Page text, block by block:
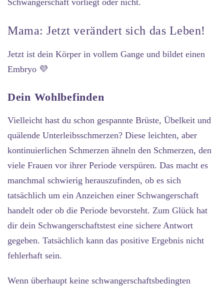
Schwangerschaft vorliegt oder nicht.
Mama: Jetzt verändert sich das Leben!
Jetzt ist dein Körper in vollem Gange und bildet einen
Embryo 💜
Dein Wohlbefinden
Vielleicht hast du schon gespannte Brüste, Übelkeit und
quälende Unterleibsschmerzen? Diese leichten, aber
kontinuierlichen Schmerzen ähneln den Schmerzen, den
viele Frauen vor ihrer Periode verspüren. Das macht es
manchmal schwierig herauszufinden, ob es sich
tatsächlich um ein Anzeichen einer Schwangerschaft
handelt oder ob die Periode bevorsteht. Zum Glück hat
dir dein Schwangerschaftstest eine sichere Antwort
gegeben. Tatsächlich kann das positive Ergebnis nicht
fehlerhaft sein.
Wenn überhaupt keine schwangerschaftsbedingten